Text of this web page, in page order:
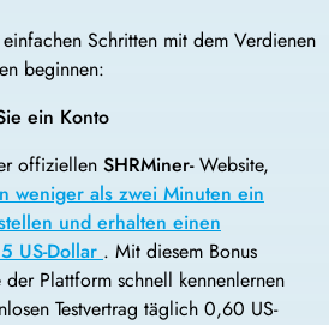
Schritten mit dem Verdienen
beginnen:
ein Konto
offiziellen SHRMiner-Website,
weniger als zwei Minuten ein
und erhalten einen
US-Dollar . Mit diesem Bonus
Plattform schnell kennenlernen
Testvertrag täglich 0,60 US-